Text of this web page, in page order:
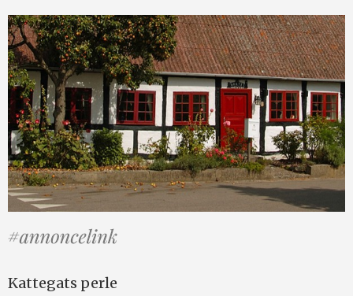
Kattegats perle